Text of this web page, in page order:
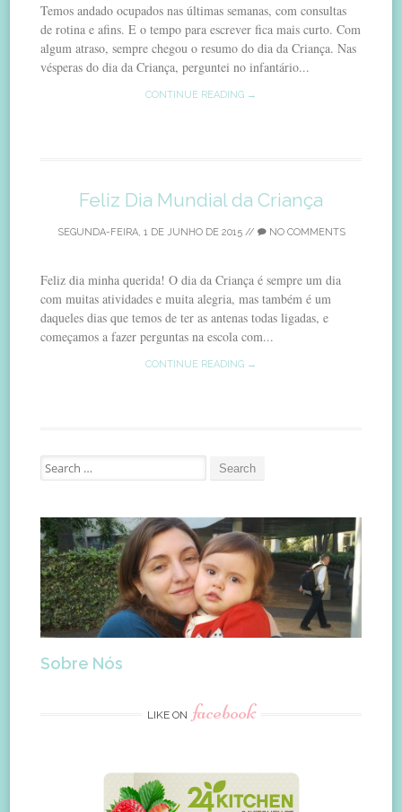
Temos andado ocupados nas últimas semanas, com consultas
de rotina e afins. E o tempo para escrever fica mais curto. Com
algum atraso, sempre chegou o resumo do dia da Criança. Nas
vésperas do dia da Criança, perguntei no infantário...
CONTINUE READING →
Feliz Dia Mundial da Criança
SEGUNDA-FEIRA, 1 DE JUNHO DE 2015// NO COMMENTS
Feliz dia minha querida! O dia da Criança é sempre um dia
com muitas atividades e muita alegria, mas também é um
daqueles dias que temos de ter as antenas todas ligadas, e
começamos a fazer perguntas na escola com...
CONTINUE READING →
Search
for:
Sobre Nós
LIKE ON facebook